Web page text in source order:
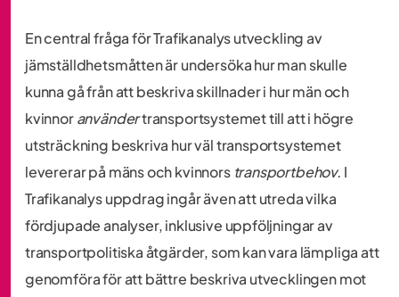
En central fråga för Trafikanalys utveckling av
jämställdhetsmåtten är undersöka hur man skulle
kunna gå från att beskriva skillnader i hur män och
kvinnoranvändertransportsystemet till att i högre
utsträckning beskriva hur väl transportsystemet
levererar på mäns och kvinnors transportbehov. I
Trafikanalys uppdrag ingår även att utreda vilka
fördjupade analyser, inklusive uppföljningar av
transportpolitiska åtgärder, som kan vara lämpliga att
genomföra för att bättre beskriva utvecklingen mot